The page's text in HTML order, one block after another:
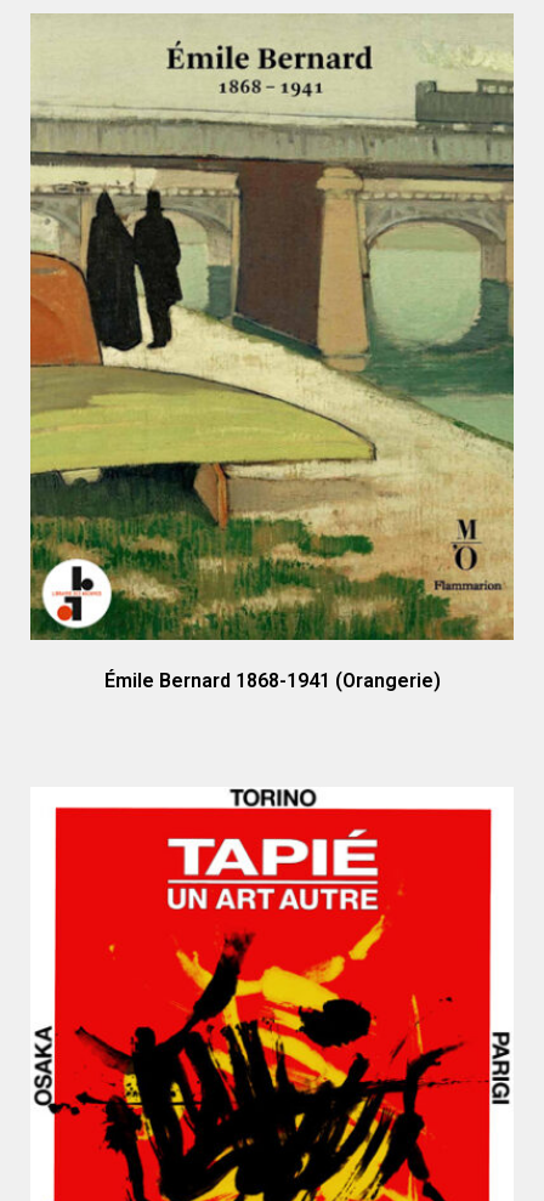
Émile Bernard 1868-1941 (Orangerie)